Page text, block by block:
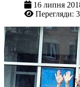
16 липня
Перегляди: